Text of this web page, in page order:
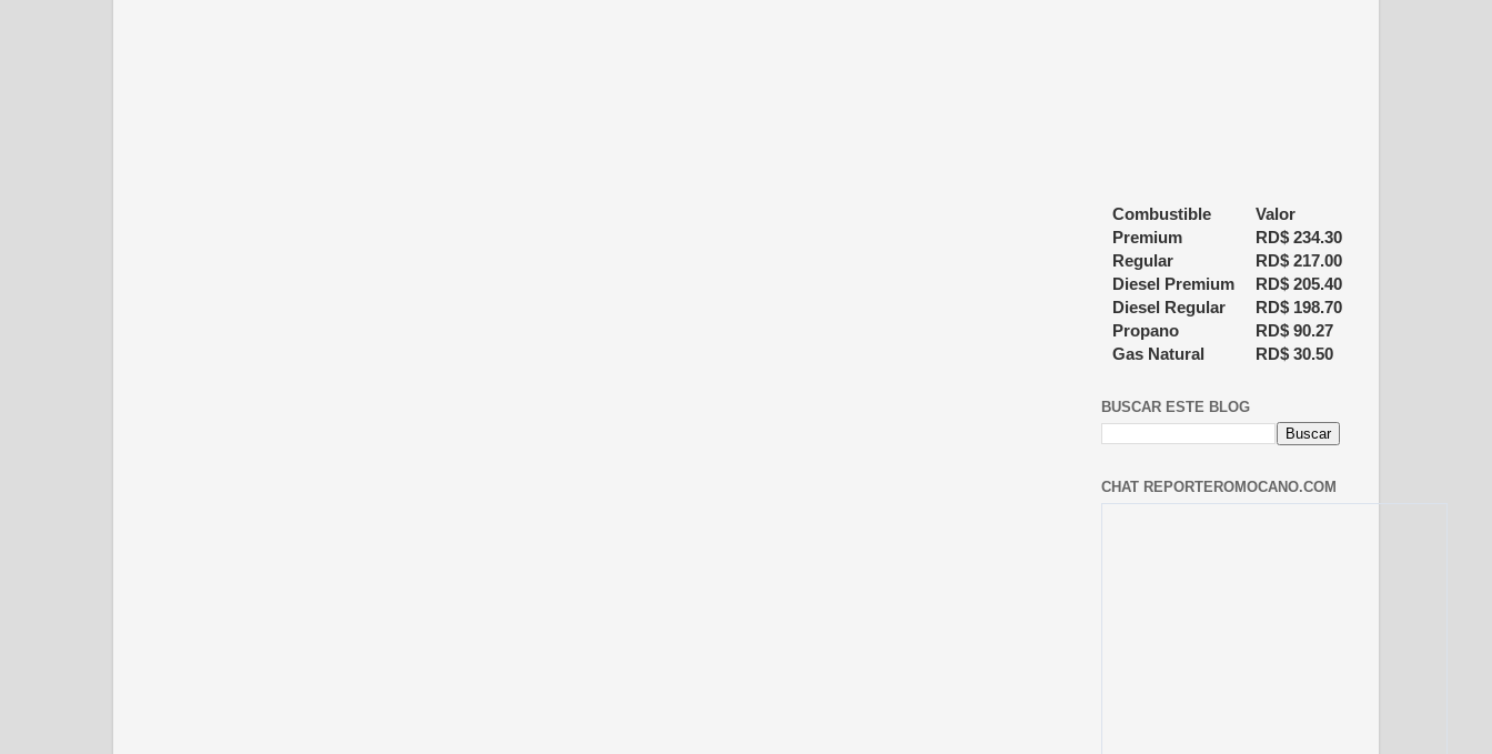
Combustible
Valor
Premium
RD$ 234.30
Regular
RD$ 217.00
Diesel Premium
RD$ 205.40
Diesel Regular
RD$ 198.70
Propano
RD$ 90.27
Gas Natural
RD$ 30.50
BUSCAR ESTE BLOG
CHAT REPORTEROMOCANO.COM